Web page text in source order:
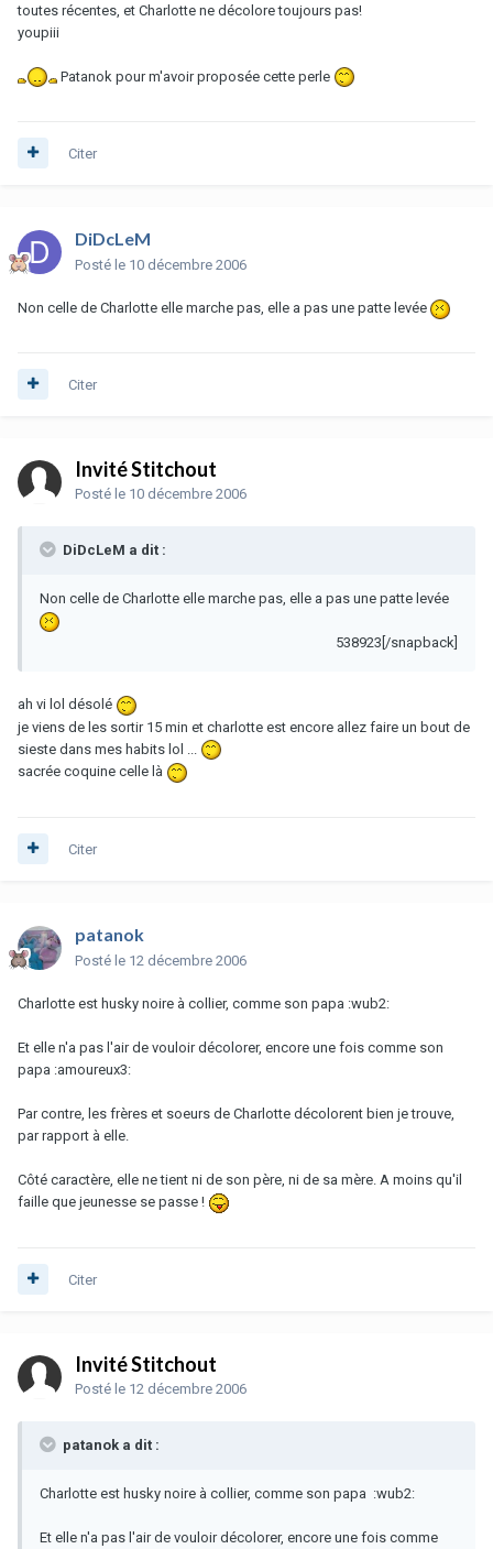
toutes récentes, et Charlotte ne décolore toujours pas!
youpiii
Patanok pour m'avoir proposée cette perle
Citer
DiDcLeM
Posté le 10 décembre 2006
Non celle de Charlotte elle marche pas, elle a pas une patte levée
Citer
Invité Stitchout
Posté le 10 décembre 2006
DiDcLeM a dit :
Non celle de Charlotte elle marche pas, elle a pas une patte levée
538923[/snapback]
ah vi lol désolé
je viens de les sortir 15 min et charlotte est encore allez faire un bout de
sieste dans mes habits lol ...
sacrée coquine celle là
Citer
patanok
Posté le 12 décembre 2006
Charlotte est husky noire à collier, comme son papa :wub2:
Et elle n'a pas l'air de vouloir décolorer, encore une fois comme son
papa :amoureux3:
Par contre, les frères et soeurs de Charlotte décolorent bien je trouve,
par rapport à elle.
Côté caractère, elle ne tient ni de son père, ni de sa mère. A moins qu'il
faille que jeunesse se passe !
Citer
Invité Stitchout
Posté le 12 décembre 2006
patanok a dit :
Charlotte est husky noire à collier, comme son papa :wub2:
Et elle n'a pas l'air de vouloir décolorer, encore une fois comme